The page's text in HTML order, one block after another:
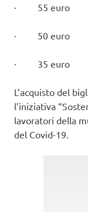
· 55 euro
· 50 euro
· 35 euro
L’acquisto del
l’iniziativa
lavoratori della
del Covid-19.